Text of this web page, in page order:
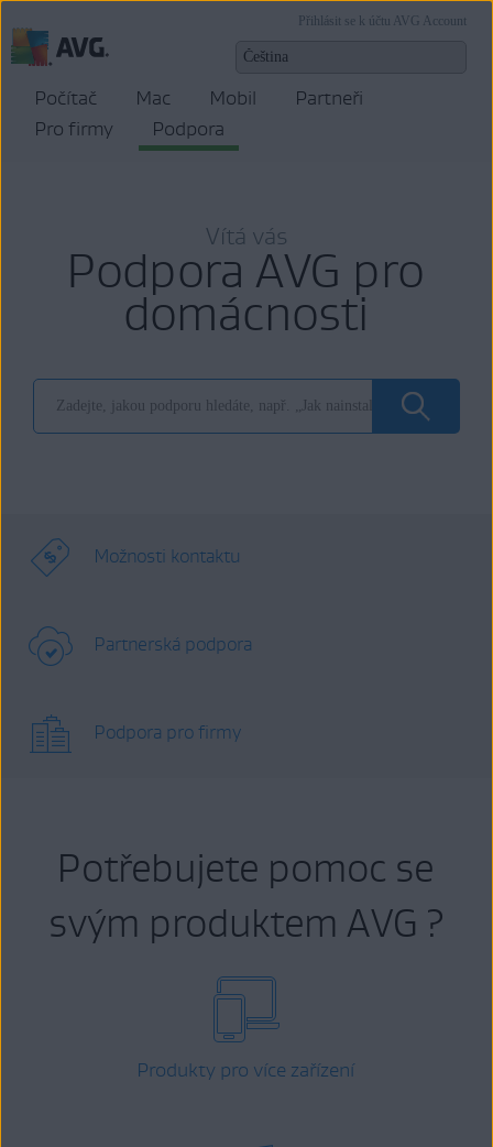
Přihlásit se k účtu AVG Account
Počítač Mac Mobil
Partneři
Pro firmy
Podpora
Vítá vás
Podpora AVG pro
domácnosti
Možnosti kontaktu
Partnerská podpora
Podpora pro firmy
Potřebujete pomoc se
svým produktem AVG ?
Produkty pro více zařízení